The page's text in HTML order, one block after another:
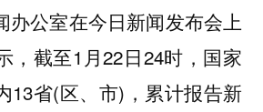
办公室在今日新闻发布会上
，截至1月22日24时，国家
13省(区、市)，累计报告新